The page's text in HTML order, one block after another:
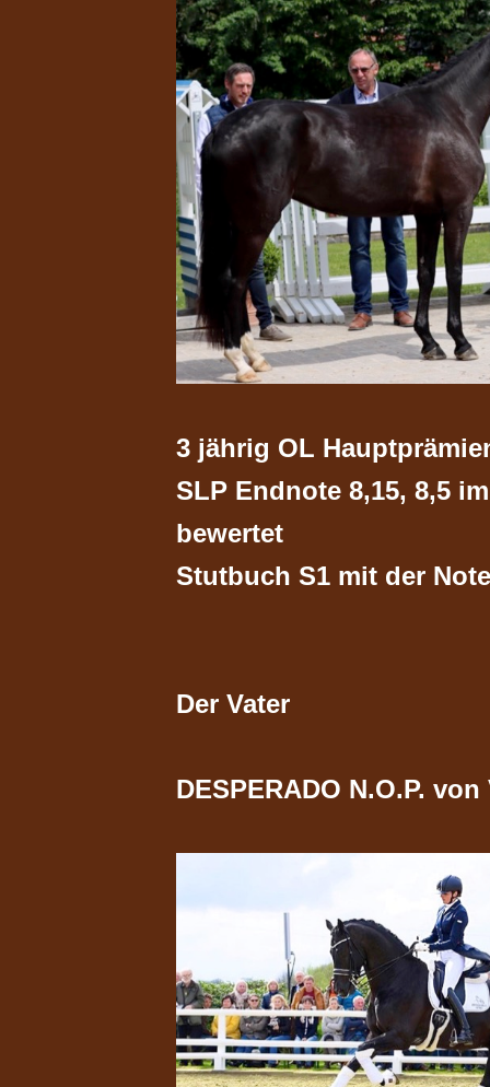
3 jährig OL
SLP Endnote 8,15, 8,5
bewertet
Stutbuch S1 mit der
Der Vater
DESPERADO N.O.P.